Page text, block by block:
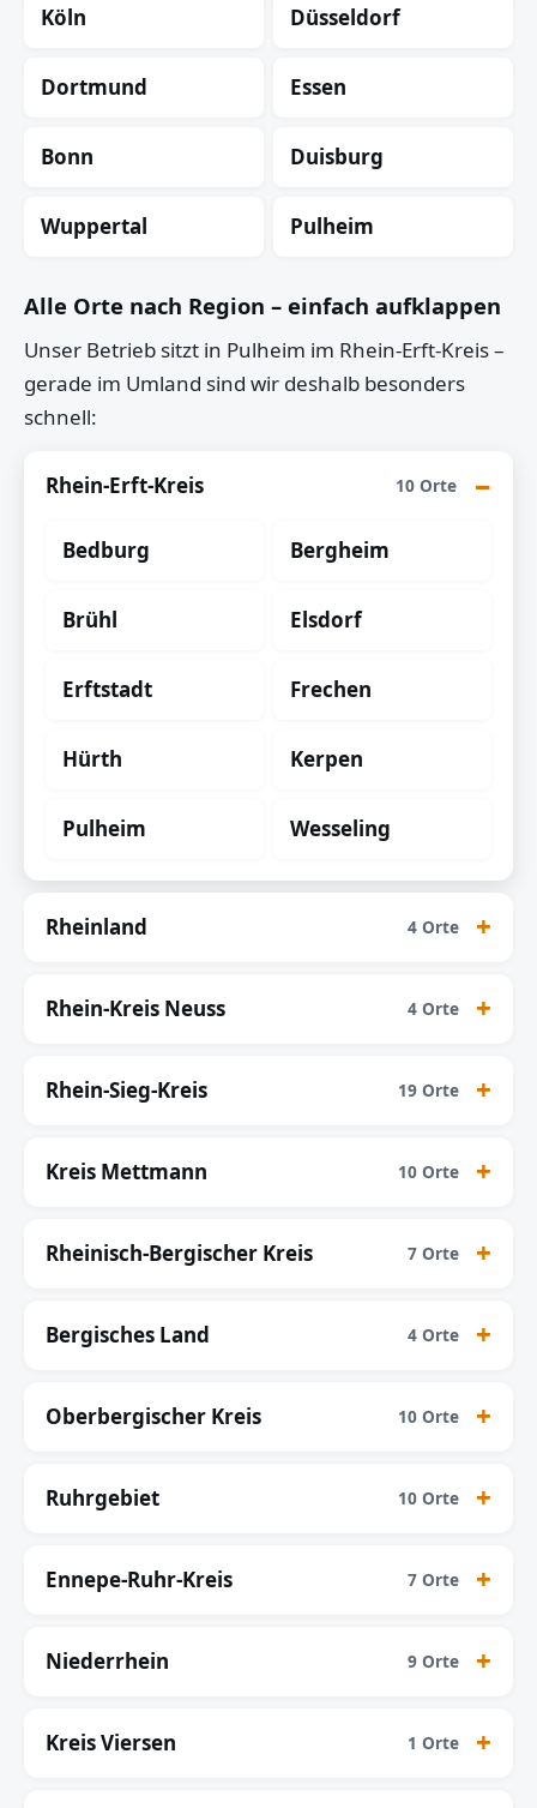
Köln Düsseldorf
Dortmund Essen
Bonn Duisburg
Wuppertal Pulheim
Alle Orte nach Region – einfach aufklappen
Unser Betrieb sitzt in Pulheim im Rhein-Erft-Kreis –
gerade im Umland sind wir deshalb besonders
schnell:
Rhein-Erft-Kreis 10 Orte
Bedburg Bergheim
Brühl Elsdorf
Erftstadt Frechen
Hürth Kerpen
Pulheim Wesseling
Rheinland 4 Orte
Rhein-Kreis Neuss 4 Orte
Rhein-Sieg-Kreis 19 Orte
Kreis Mettmann 10 Orte
Rheinisch-Bergischer Kreis 7 Orte
Bergisches Land 4 Orte
Oberbergischer Kreis 10 Orte
Ruhrgebiet 10 Orte
Ennepe-Ruhr-Kreis 7 Orte
Niederrhein 9 Orte
Kreis Viersen 1 Orte